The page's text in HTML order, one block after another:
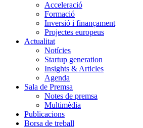
Acceleració
Formació
Inversió i finançament
Projectes europeus
Actualitat
Notícies
Startup generation
Insights & Articles
Agenda
Sala de Premsa
Notes de premsa
Multimèdia
Publicacions
Borsa de treball